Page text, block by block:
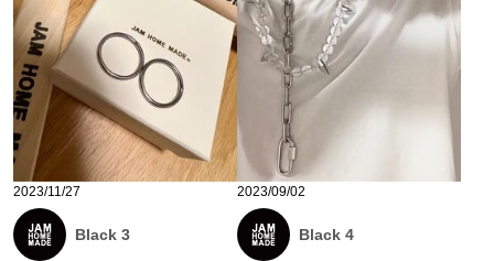
2023/11/27
Black 3
2023/09/02
Black 4